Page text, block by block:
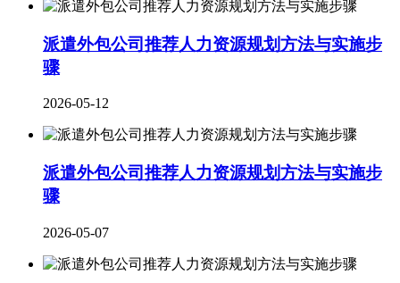
派遣外包公司推荐人力资源规划方法与实施步
骤
2026-05-12
派遣外包公司推荐人力资源规划方法与实施步
骤
2026-05-07